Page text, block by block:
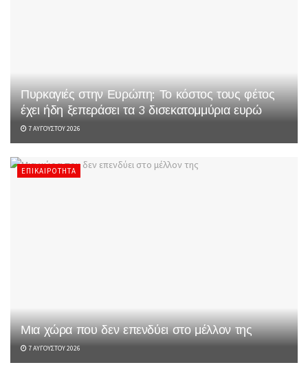
Πυρκαγιές στην Ευρώπη: Το κόστος τους φέτος
έχει ήδη ξεπεράσει τα 3 δισεκατομμύρια ευρώ
7 ΑΥΓΟΎΣΤΟΥ 2026
ΕΠΙΚΑΙΡΌΤΗΤΑ
Μια χώρα που δεν επενδύει στο μέλλον της
7 ΑΥΓΟΎΣΤΟΥ 2026